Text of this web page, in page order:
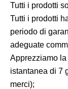
Tutti i prodotti
Tutti i prodotti
periodo di
adeguate
Apprezziamo
istantanea di 7
merci);